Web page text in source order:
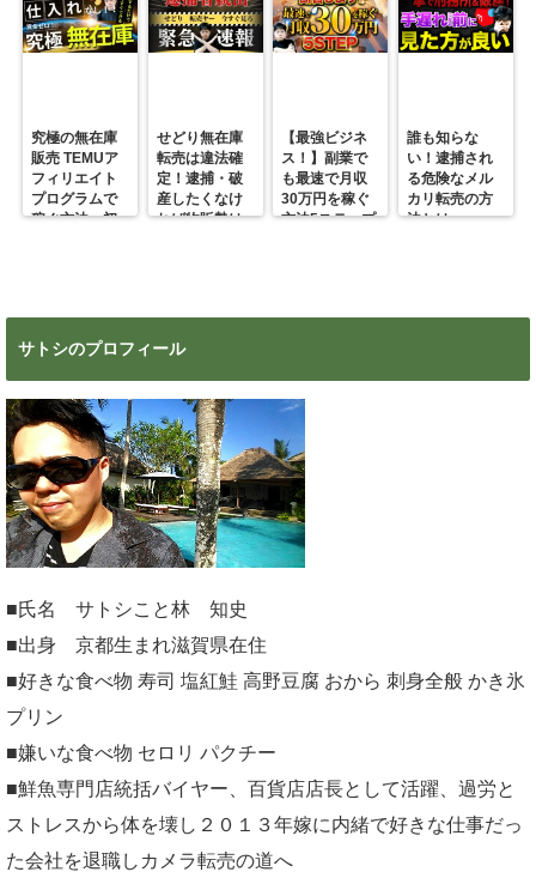
究極の無在庫
販売 TEMUア
フィリエイト
プログラムで
稼ぐ方法 初
せどり無在庫
転売は違法確
定！逮捕・破
産したくなけ
れば物販勢は
【最強ビジネ
ス！】副業で
も最速で月収
30万円を稼ぐ
方法5ステップ
誰も知らな
い！逮捕され
る危険なメル
カリ転売の方
法とは
サトシのプロフィール
■氏名 サトシこと林 知史
■出身 京都生まれ滋賀県在住
■好きな食べ物 寿司 塩紅鮭 高野豆腐 おから 刺身全般 かき氷
プリン
■嫌いな食べ物 セロリ パクチー
■鮮魚専門店統括バイヤー、百貨店店長として活躍、過労と
ストレスから体を壊し２０１３年嫁に内緒で好きな仕事だっ
た会社を退職しカメラ転売の道へ